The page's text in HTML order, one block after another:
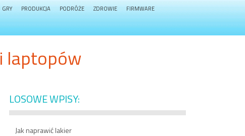
GRY PRODUKCJA PODRÓŻE ZDROWIE FIRMWARE
laptopów
LOSOWE WPISY:
Jak naprawić lakier